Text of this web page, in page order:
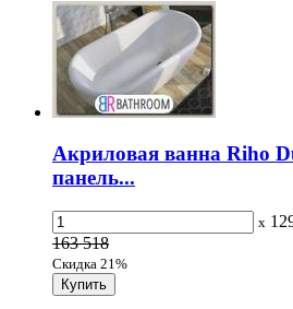
Акриловая ванна Riho
панель...
x
163 518
Скидка 21%